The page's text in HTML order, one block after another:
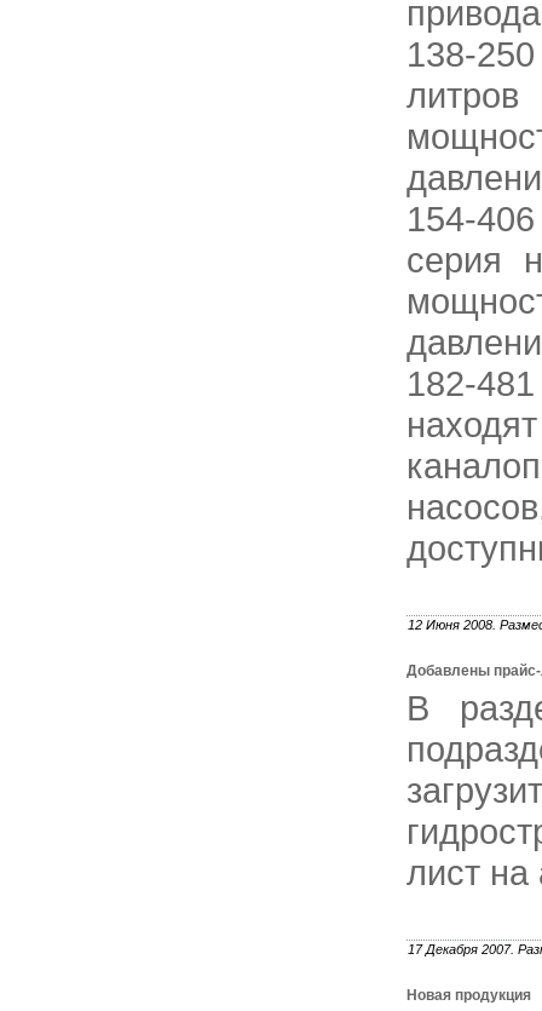
138-
литров
154-
серия
182-
12 Июня 2008.
Добавлены
В
лист на
17 Декабря 2007.
Новая продукция